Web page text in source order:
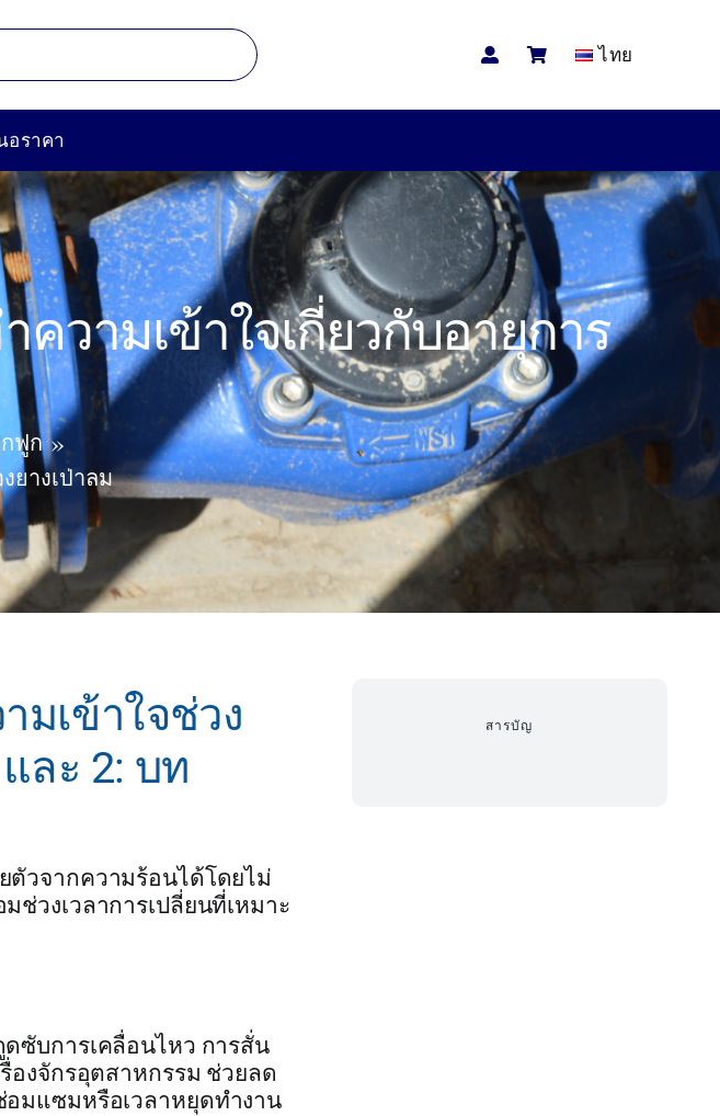
ไทย
อราคา
ความเข้าใจเกี่ยวกับอายุการ
ฟูก
ยางเป่าลม
มเข้าใจช่วง
ละ 2: บท
ตัวจากความร้อนได้โดยไม่
วงเวลาการเปลี่ยนที่เหมาะ
ซับการเคลื่อนไหว การสั่น
องจักรอุตสาหกรรม ช่วยลด
อมแซมหรือเวลาหยุดทำงาน
สารบัญ